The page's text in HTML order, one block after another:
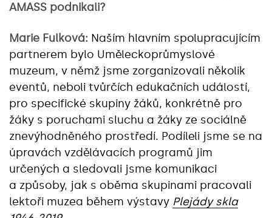
AMASS podnikali?
Marie Fulková: Naším hlavním spolupracujícím
partnerem bylo Uměleckoprůmyslové
muzeum, v němž jsme zorganizovali několik
eventů, neboli tvůrčích edukačních událostí,
pro specifické skupiny žáků, konkrétně pro
žáky s poruchami sluchu a žáky ze sociálně
znevýhodněného prostředí. Podíleli jsme se na
úpravách vzdělávacích programů jim
určených a sledovali jsme komunikaci
a způsoby, jak s oběma skupinami pracovali
lektoři muzea během výstavy Plejády skla